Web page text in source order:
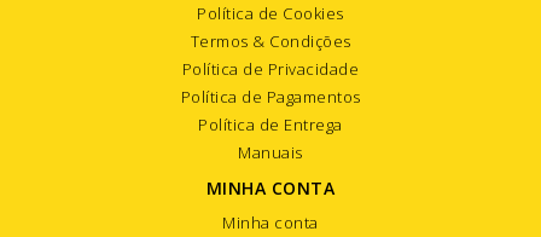
Política de Cookies
Termos & Condições
Política de Privacidade
Política de Pagamentos
Política de Entrega
Manuais
MINHA CONTA
Minha conta